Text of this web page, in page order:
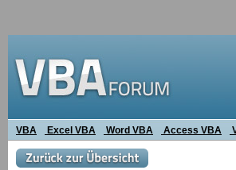
VBA Excel VBA Word VBA Access VBA